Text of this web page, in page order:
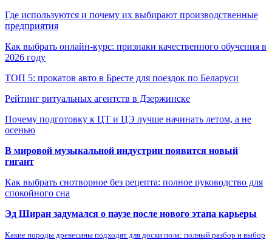
Где используются и почему их выбирают производственные
предприятия
Как выбрать онлайн-курс: признаки качественного обучения в
2026 году
ТОП 5: прокатов авто в Бресте для поездок по Беларуси
Рейтинг ритуальных агентств в Дзержинске
Почему подготовку к ЦТ и ЦЭ лучше начинать летом, а не
осенью
В мировой музыкальной индустрии появится новый
гигант
Как выбрать снотворное без рецепта: полное руководство для
спокойного сна
Эд Ширан задумался о паузе после нового этапа карьеры
Какие породы древесины подходят для доски пола: полный разбор и выбор